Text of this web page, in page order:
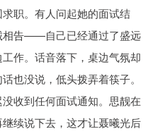
职。有人问起她的面试结
相告——自己已经通过了盛远
作。话音落下，桌边气氛却
也没说，低头拨弄着筷子。
收到任何面试通知。思靓在
续说下去，这才让聂曦光后